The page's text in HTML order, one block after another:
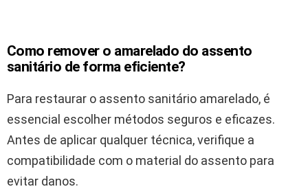
Como remover o amarelado do assento
sanitário de forma eficiente?
Para restaurar o assento sanitário amarelado, é
essencial escolher métodos seguros e eficazes.
Antes de aplicar qualquer técnica, verifique a
compatibilidade com o material do assento para
evitar danos.